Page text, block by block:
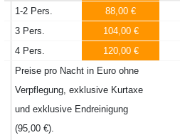
1-2 Pers.
88,00 €
3 Pers.
104,00 €
4 Pers.
120,00 €
Preise pro Nacht in Euro ohne
Verpflegung, exklusive Kurtaxe
und exklusive Endreinigung
(95,00 €).